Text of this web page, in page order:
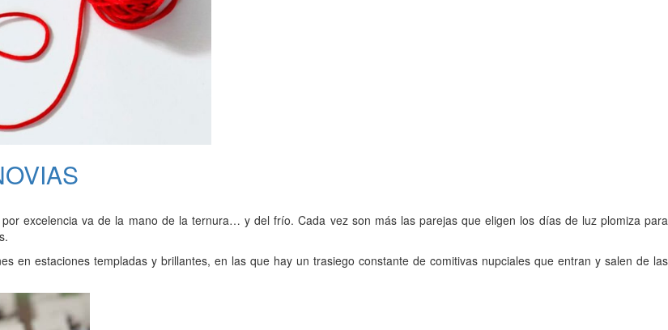
excelencia va de la mano de la ternura… y del frío. Cada vez son más las parejas que eligen los días de luz plomiza para
en estaciones templadas y brillantes, en las que hay un trasiego constante de comitivas nupciales que entran y salen de las